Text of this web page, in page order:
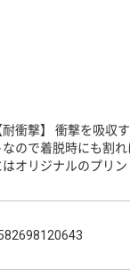
耐衝撃】 衝撃を吸収
なので着脱時にも割
はオリジナルのプリ